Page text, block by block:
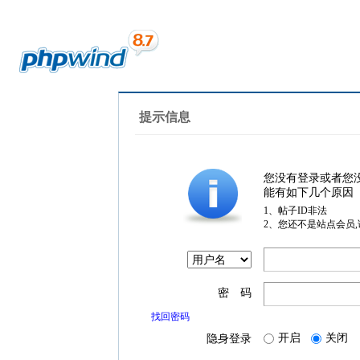
提示信息
您没有登录或者您
能有如下几个原因
1、帖子ID非法
2、您还不是站点会员
密 码
找回密码
隐身登录 开启 关闭